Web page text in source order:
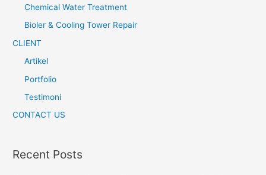
Chemical Water Treatment
Bioler & Cooling Tower Repair
CLIENT
Artikel
Portfolio
Testimoni
CONTACT US
Recent Posts